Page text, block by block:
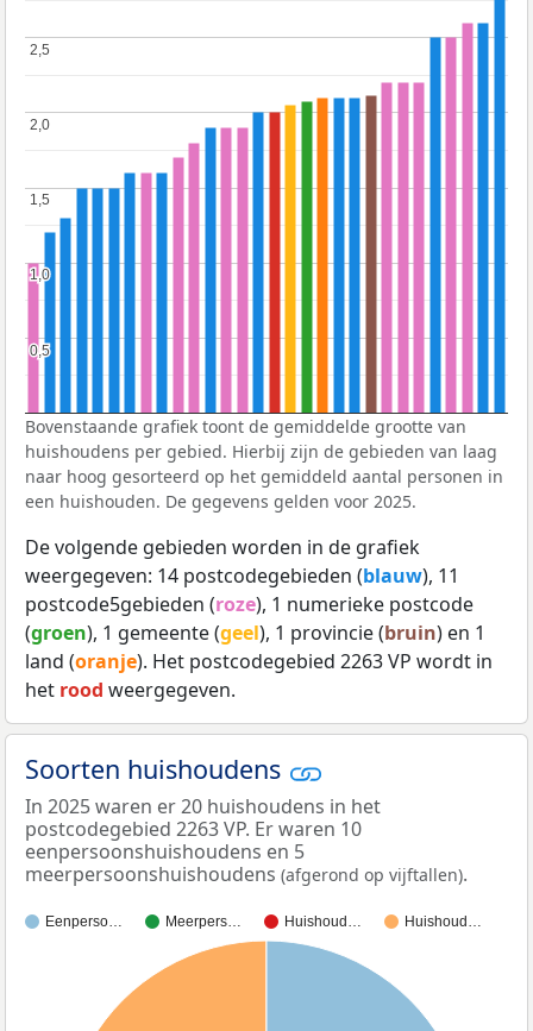
0,5
0,5
1,0
1,0
1,5
1,5
2,0
2,0
2,5
2,5
Bovenstaande grafiek toont de gemiddelde grootte van
huishoudens per gebied. Hierbij zijn de gebieden van laag
naar hoog gesorteerd op het gemiddeld aantal personen in
een huishouden. De gegevens gelden voor 2025.
De volgende gebieden worden in de grafiek
weergegeven: 14 postcodegebieden (blauw), 11
postcode5gebieden (roze), 1 numerieke postcode
(groen), 1 gemeente (geel), 1 provincie (bruin) en 1
land (oranje). Het postcodegebied 2263 VP wordt in
het rood weergegeven.
Soorten huishoudens
In 2025 waren er 20 huishoudens in het
postcodegebied 2263 VP. Er waren 10
eenpersoonshuishoudens en 5
meerpersoonshuishoudens (afgerond op vijftallen).
Eenperso… Meerpers… Huishoud… Huishoud…